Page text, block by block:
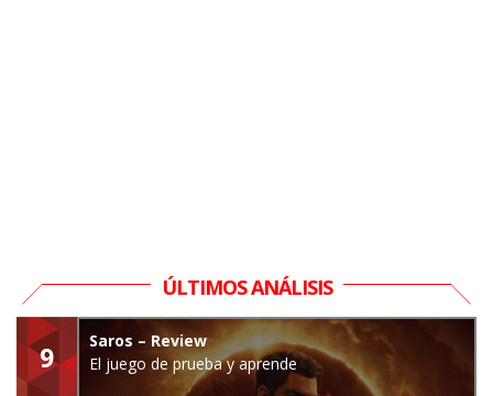
ÚLTIMOS ANÁLISIS
9
Saros – Review
El juego de prueba y aprende